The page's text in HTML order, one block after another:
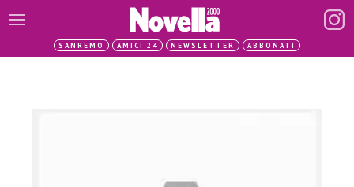
SANREMO AMICI 24 NEWSLETTER ABBONATI